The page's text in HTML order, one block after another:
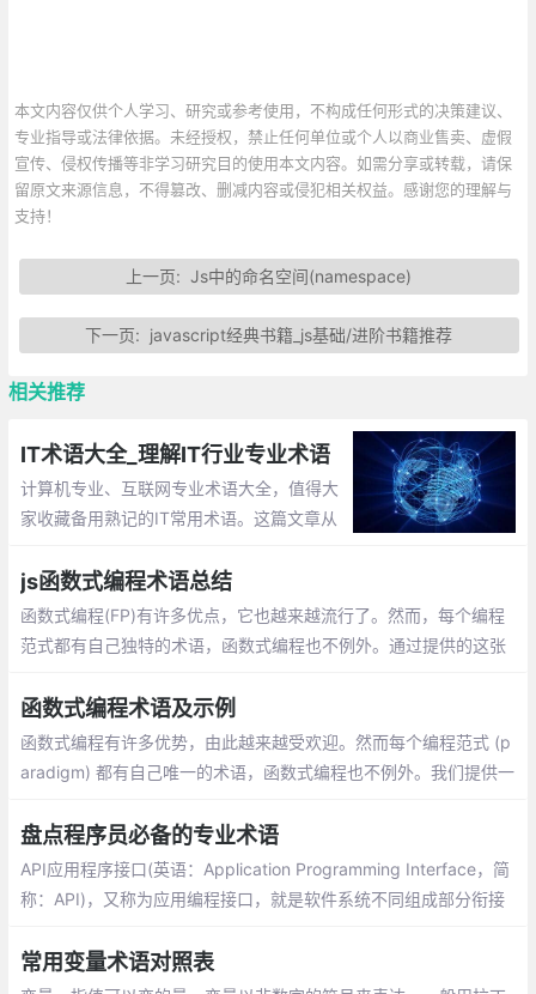
本文内容仅供个人学习、研究或参考使用，不构成任何形式的决策建议、
专业指导或法律依据。未经授权，禁止任何单位或个人以商业售卖、虚假
宣传、侵权传播等非学习研究目的使用本文内容。如需分享或转载，请保
留原文来源信息，不得篡改、删减内容或侵犯相关权益。感谢您的理解与
支持！
上一页:Js中的命名空间(namespace)
下一页: javascript经典书籍_js基础/进阶书籍推荐
相关推荐
IT术语大全_理解IT行业专业术语
计算机专业、互联网专业术语大全，值得大
家收藏备用熟记的IT常用术语。这篇文章从
语，为刚进入IT行业或对IT行业毫不了解的
人群快速普及常见IT技术
js函数式编程术语总结
函数式编程(FP)有许多优点，它也越来越流行了。然而，每个编程
范式都有自己独特的术语，函数式编程也不例外。通过提供的这张
函数式编程术语及示例
函数式编程有许多优势，由此越来越受欢迎。然而每个编程范式 (p
aradigm) 都有自己唯一的术语，函数式编程也不例外。我们提供一
盘点程序员必备的专业术语
API应用程序接口(英语：Application Programming Interface，简
称：API)，又称为应用编程接口，就是软件系统不同组成部分衔接
划分成小的组成部分，编程接口的设计十分重要
常用变量术语对照表